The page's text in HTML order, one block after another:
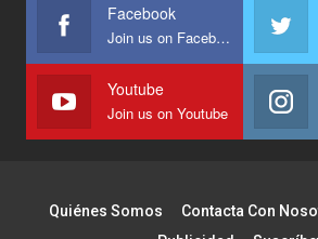
Facebook
Join us on Facebook
Youtube
Join us on Youtube
Quiénes Somos Contacta Con